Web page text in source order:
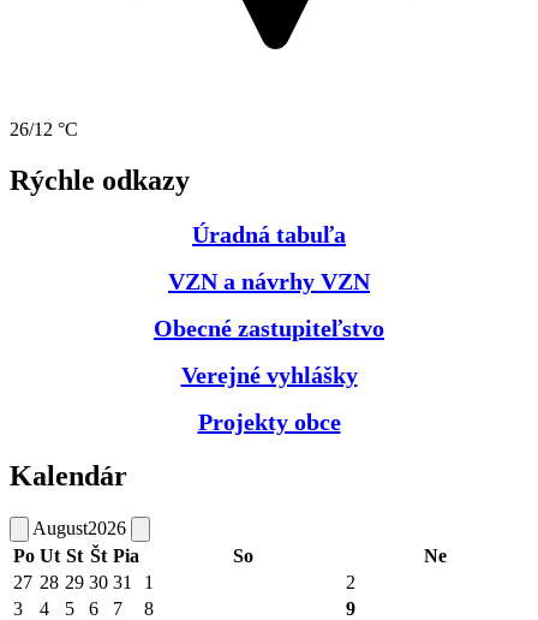
26/12 °C
Rýchle odkazy
Úradná tabuľa
VZN a návrhy VZN
Obecné zastupiteľstvo
Verejné vyhlášky
Projekty obce
Kalendár
August2026
Po Ut St Št Pia So
Ne
27 28 29 30 31 1
2
3
4 5 6 7 8 9